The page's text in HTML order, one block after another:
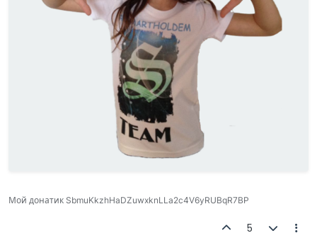
Мой донатик SbmuKkzhHaDZuwxknLLa2c4V6yRUBqR7BP
5